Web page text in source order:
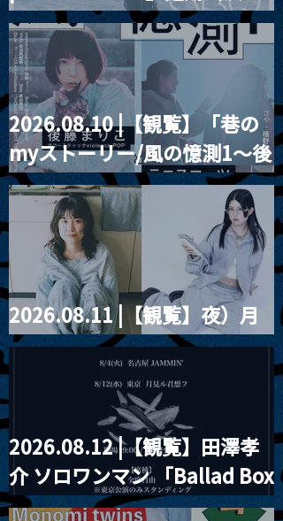
Blurred City Lights × 17歳
とベルリンの壁
2026.08.10 |【観覧】「巷の
myストーリー/風の憶測1～後
藤まりこアコースティック
violence POPとテニスコー
ツ」
2026.08.11 |【観覧】夜）月
見ル君想フpre. Sugar Shock
2026.08.12 |【観覧】田澤孝
介 ソロワンマン 「Ballad Box
2026」